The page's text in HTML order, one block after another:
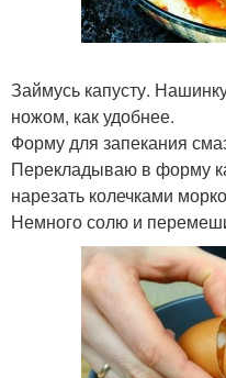
Займусь капусту.
ножом, как удобнее.
Форму для запекания
Перекладываю в форму
нарезать колечками
Немного солю и